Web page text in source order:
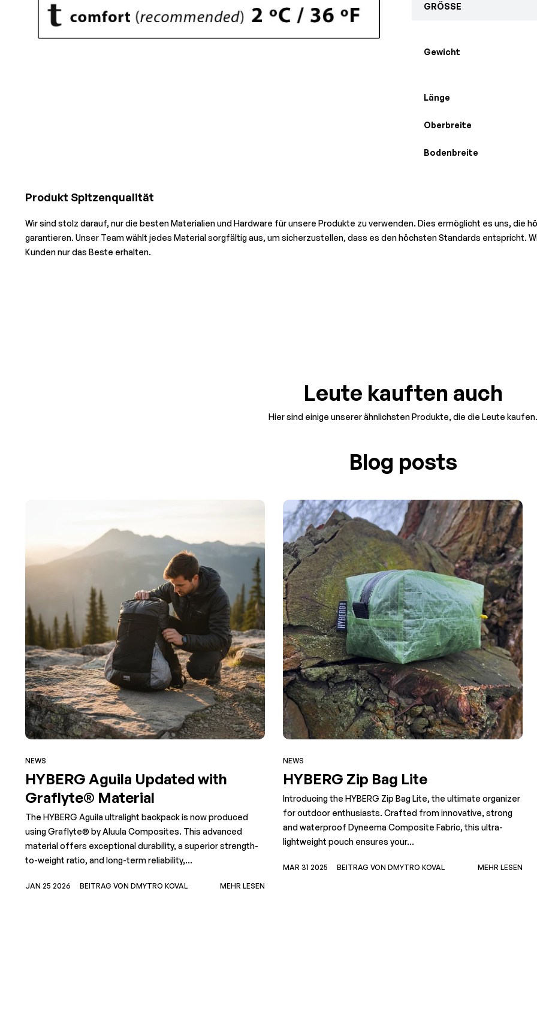
GRÖSSE
Gewicht
Länge
Oberbreite
Bodenbreite
Produkt Spitzenqualität
Wir sind stolz darauf, nur die besten Materialien und Hardware für unsere Produkte zu verwenden. Dies ermöglicht es uns, die
garantieren. Unser Team wählt jedes Material sorgfältig aus, um sicherzustellen, dass es den höchsten Standards entspricht.
Kunden nur das Beste erhalten.
Leute kauften auch
Hier sind einige unserer ähnlichsten Produkte, die die Leute kaufen.
Blog posts
NEWS
HYBERG Aguila Updated with
Graflyte® Material
The HYBERG Aguila ultralight backpack is now produced
using Graflyte® by Aluula Composites. This advanced
material offers exceptional durability, a superior strength-
to-weight ratio, and long-term reliability,...
JAN 25 2026 BEITRAG VON DMYTRO KOVAL MEHR LESEN
NEWS
HYBERG Zip Bag Lite
Introducing the HYBERG Zip Bag Lite, the ultimate organizer
for outdoor enthusiasts. Crafted from innovative, strong
and waterproof Dyneema Composite Fabric, this ultra-
lightweight pouch ensures your...
MAR 31 2025 BEITRAG VON DMYTRO KOVAL MEHR LESEN